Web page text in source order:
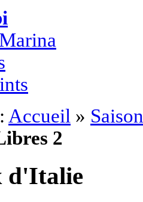
Accueil »
2
d'Italie